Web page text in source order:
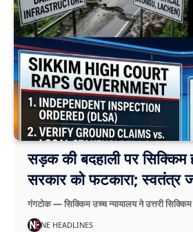
सड़क की बदहाली पर सिक्किम
सरकार को फटकारा; स्वतंत्र
गंगटोक — सिक्किम उच्च न्यायालय ने उत्तरी
NE HEADLINES